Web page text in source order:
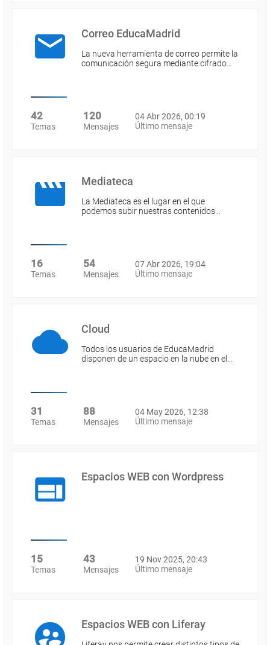
Correo EducaMadrid
La nueva herramienta de correo permite la
comunicación segura mediante cifrado…
42
Temas
120
Mensajes
04 Abr 2026, 00:19
Último mensaje
Mediateca
La Mediateca es el lugar en el que
podemos subir nuestras contenidos…
16
Temas
54
Mensajes
07 Abr 2026, 19:04
Último mensaje
Cloud
Todos los usuarios de EducaMadrid
disponen de un espacio en la nube en el…
31
Temas
88
Mensajes
04 May 2026, 12:38
Último mensaje
Espacios WEB con Wordpress
15
Temas
43
Mensajes
19 Nov 2025, 20:43
Último mensaje
Espacios WEB con Liferay